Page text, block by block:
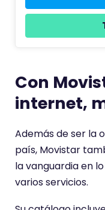
Con
internet,
Además de ser la
país, Movistar
la vanguardia en
varios servicios.